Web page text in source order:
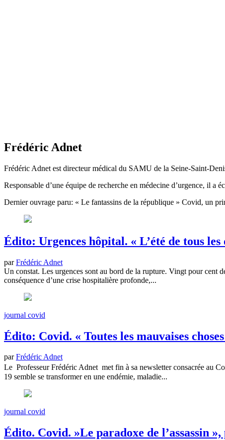
Frédéric Adnet
Frédéric Adnet est directeur médical du SAMU de la Seine-Saint-
Responsable d’une équipe de recherche en médecine d’urgence, il a
Dernier ouvrage paru: « Le fantassins de la république » Covid, un
Édito: Urgences hôpital. « L’été de tous
parFrédéric Adnet
Un constat. Les urgences sont au bord de la rupture. Vingt pour cent
conséquence d’une crise hospitalière profonde,...
journal covid
Édito: Covid. « Toutes les mauvaises
parFrédéric Adnet
Le Professeur Frédéric Adnet met fin à sa newsletter consacrée au
19 semble se transformer en une endémie, maladie...
journal covid
Édito. Covid. »Le paradoxe de l’assassin